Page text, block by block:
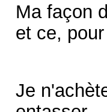
Ma façon
et ce,
Je